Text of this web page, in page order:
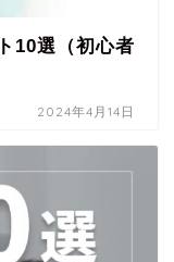
10選（初心者
2024年4月14日